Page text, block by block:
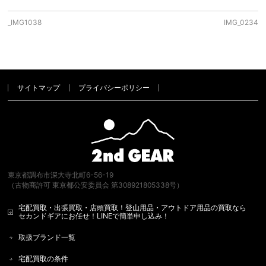
_IMG1038 IMG_0234
サイトマップ プライバシーポリシー
東京都調布市深大寺北町6-56-19
（古物商許可 東京都公安委員会 第308921805338号）
宅配買取・出張買取・店頭買取！登山用品・アウトドア用品の買取なら
セカンドギアにお任せ！LINEで簡単申し込み！
取扱ブランド一覧
宅配買取の条件